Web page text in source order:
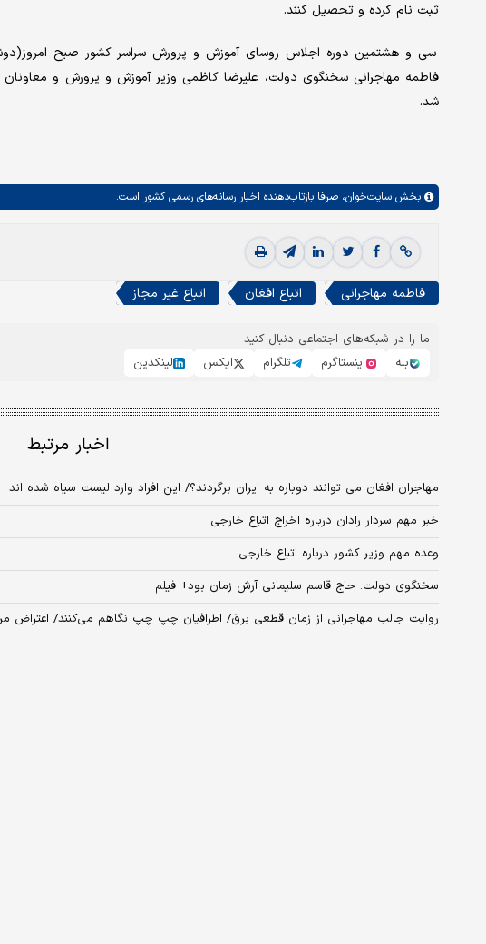
ثبت نام کرده و تحصیل کنند.
فاطمه مهاجرانی سخنگوی دولت، علیرضا کاظمی وزیر آموزش و پرورش و معاونان و
شد.
بخش سایت‌خوان، صرفا بازتاب‌دهنده اخبار رسانه‌های رسمی کشور است.
فاطمه مهاجرانی اتباع افغان اتباع غیر مجاز
ما را در شبکه‌های اجتماعی دنبال کنید
بله
اینستاگرم تلگرام ایکس لینکدین
اخبار مرتبط
مهاجران افغان می توانند دوباره به ایران برگردند؟/ این افراد وارد لیست سیاه شده اند
خبر مهم سردار رادان درباره اخراج اتباع خارجی
وعده مهم وزیر کشور درباره اتباع خارجی
سخنگوی دولت: حاج قاسم سلیمانی آرش زمان بود+ فیلم
روایت جالب مهاجرانی از زمان قطعی برق/ اطرافیان چپ چپ نگاهم می‌کنند/ اعتراض